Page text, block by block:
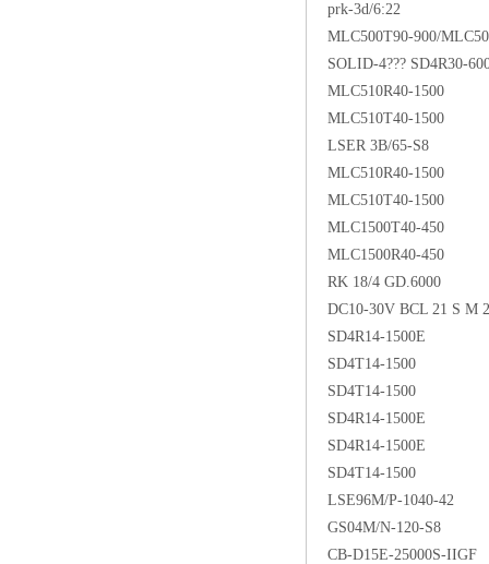
prk-3d/6:22
MLC500T90-900/
SOLID-4??? SD4R30-
MLC510R40-1500
MLC510T40-1500
LSER 3B/65-S8
MLC510R40-1500
MLC510T40-1500
MLC1500T40-450
MLC1500R40-450
RK 18/4 GD.6000
DC10-30V BCL 21 S M
SD4R14-1500E
SD4T14-1500
SD4T14-1500
SD4R14-1500E
SD4R14-1500E
SD4T14-1500
LSE96M/P-1040-42
GS04M/N-120-S8
CB-D15E-25000S-IIGF